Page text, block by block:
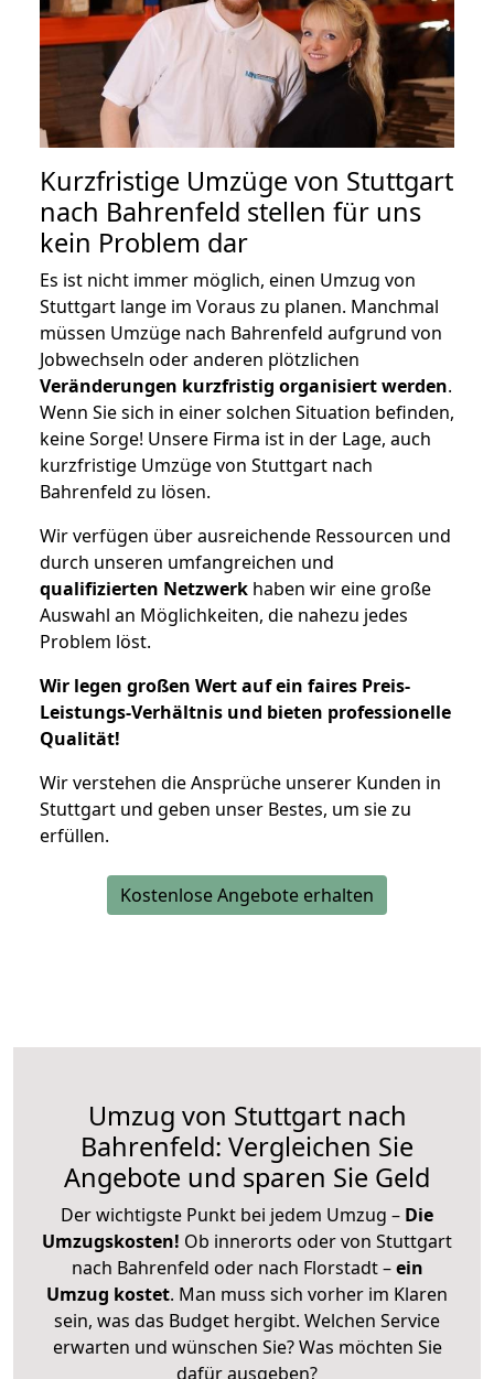
Kurzfristige Umzüge von Stuttgart
nach Bahrenfeld stellen für uns
kein Problem dar
Es ist nicht immer möglich, einen Umzug von
Stuttgart lange im Voraus zu planen. Manchmal
müssen Umzüge nach Bahrenfeld aufgrund von
Jobwechseln oder anderen plötzlichen
Veränderungen kurzfristig organisiert werden.
Wenn Sie sich in einer solchen Situation befinden,
keine Sorge! Unsere Firma ist in der Lage, auch
kurzfristige Umzüge von Stuttgart nach
Bahrenfeld zu lösen.
Wir verfügen über ausreichende Ressourcen und
durch unseren umfangreichen und
qualifizierten Netzwerk haben wir eine große
Auswahl an Möglichkeiten, die nahezu jedes
Problem löst.
Wir legen großen Wert auf ein faires Preis-
Leistungs-Verhältnis und bieten professionelle
Qualität!
Wir verstehen die Ansprüche unserer Kunden in
Stuttgart und geben unser Bestes, um sie zu
erfüllen.
Kostenlose Angebote erhalten
Umzug von Stuttgart nach
Bahrenfeld: Vergleichen Sie
Angebote und sparen Sie Geld
Der wichtigste Punkt bei jedem Umzug – Die
Umzugskosten! Ob innerorts oder von Stuttgart
nach Bahrenfeld oder nach Florstadt –ein
Umzug kostet. Man muss sich vorher im Klaren
sein, was das Budget hergibt. Welchen Service
erwarten und wünschen Sie? Was möchten Sie
dafür ausgeben?